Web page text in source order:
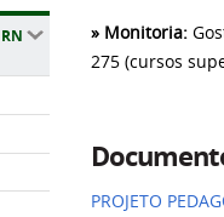
» Monitoria:
275 (cursos
PROJETO